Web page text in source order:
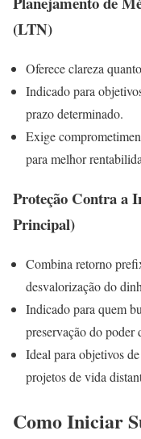
(LTN)
Oferece clareza
Indicado para
prazo determinado.
Exige
para melhor
Proteção Contra a
Principal)
Combina retorno
desvalorização do
Indicado para quem
preservação do poder
Ideal para objetivos
projetos de vida
Como Iniciar